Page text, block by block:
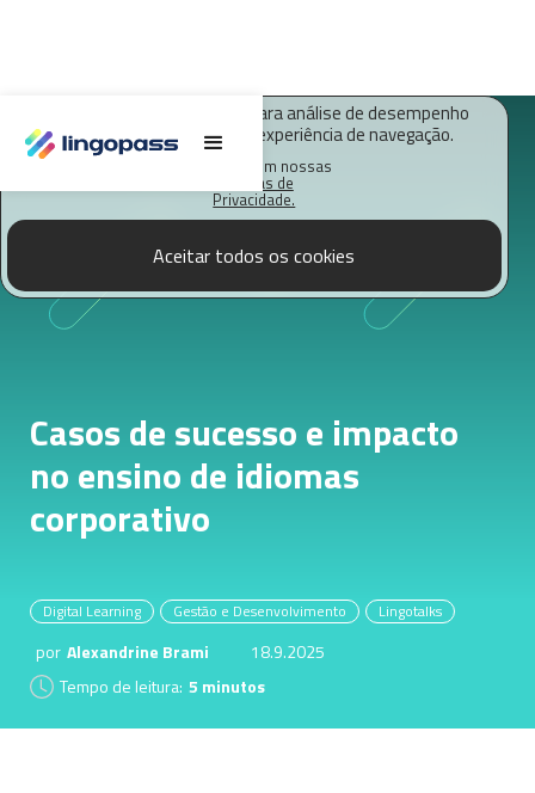
O Lingopass utiliza cookies para análise de desempenho
deste site e melhorar sua experiência de navegação.
Saiba mais em nossas
Políticas de
Privacidade.
Aceitar todos os cookies
Casos de sucesso e impacto
no ensino de idiomas
corporativo
Digital Learning Gestão e Desenvolvimento Lingotalks
por Alexandrine Brami
18.9.2025
Tempo de leitura: 5 minutos